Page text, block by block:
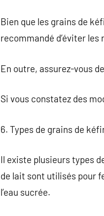
Bien que les grains de
recommandé d’éviter
En outre, assurez-vous
Si vous constatez des
6. Types de grains de
Il existe plusieurs types
de lait sont utilisés pour
l’eau sucrée.